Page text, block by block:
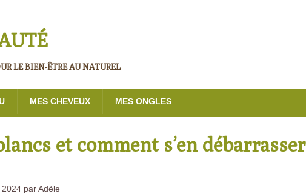
LE BIEN-ÊTRE AU NATUREL
MES CHEVEUX MES ONGLES
et comment s’en débarrasser
par Adèle